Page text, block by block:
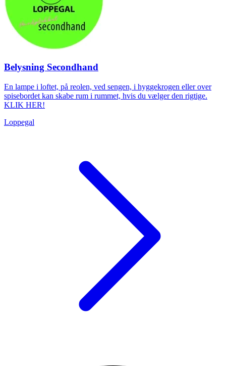
Belysning Secondhand
En lampe i loftet, på reolen, ved sengen, i hyggekrogen eller over
spisebordet kan skabe rum i rummet, hvis du vælger den rigtige.
KLIK HER!
Loppegal